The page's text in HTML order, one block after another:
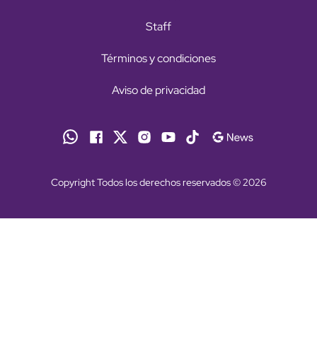
Staff
Términos y condiciones
Aviso de privacidad
Copyright Todos los derechos reservados © 2026